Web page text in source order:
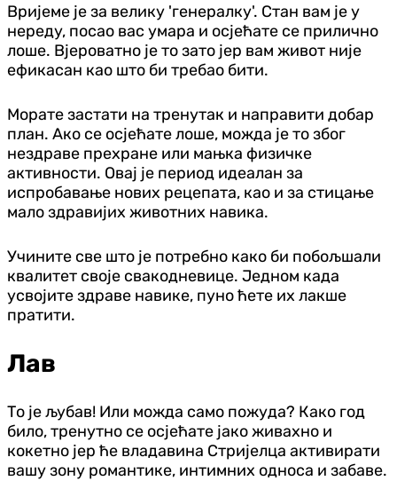
Вријеме је за велику 'генералку'. Стан вам је у
нереду, посао вас умара и осјећате се прилично
лоше. Вјероватно је то зато јер вам живот није
ефикасан као што би требао бити.
Морате застати на тренутак и направити добар
план. Ако се осјећате лоше, можда је то због
нездраве прехране или мањка физичке
активности. Овај је период идеалан за
испробавање нових рецепата, као и за стицање
мало здравијих животних навика.
Учините све што је потребно како би побољшали
квалитет своје свакодневице. Једном када
усвојите здраве навике, пуно ћете их лакше
пратити.
Лав
То је љубав! Или можда само пожуда? Како год
било, тренутно се осјећате јако живахно и
кокетно јер ће владавина Стријелца активирати
вашу зону романтике, интимних односа и забаве.